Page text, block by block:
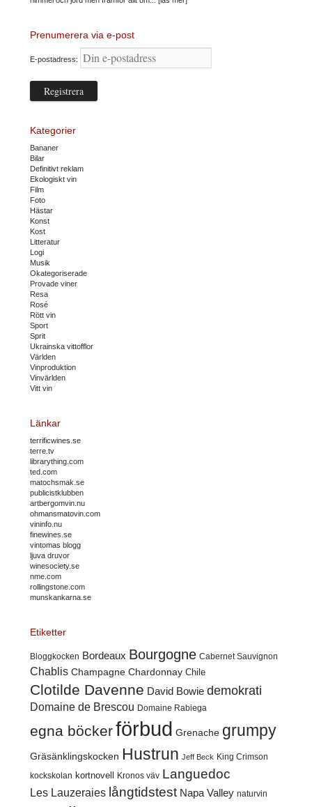
Prenumerera via e-post
E-postadress:
Kategorier
Bananer
Bilar
Definitivt reklam
Ekologiskt vin
Film
Foto
Hästar
Konst
Kost
Litteratur
Logi
Musik
Okategoriserade
Provade viner
Resa
Rosé
Rött vin
Sport
Sprit
Ukrainska vittofflor
Världen
Vinproduktion
Vinvärlden
Vitt vin
Länkar
terrificwines.se
terre.tv
librarything.com
ted.com
matochsmak.se
publicistklubben
artbergomvin.nu
ohmansmatovin.com
vininfo.nu
finewines.se
vintomas blogg
ljuva druvor
winesociety.se
nme.com
rollingstone.com
munskankarna.se
Etiketter
Bloggkocken Bordeaux Bourgogne Cabernet Sauvignon
Chablis Champagne Chardonnay Chile
Clotilde Davenne David Bowie demokrati
Domaine de Brescou Domaine Rabiega
egna böckerförbud Grenache grumpy
Gräsänklingskocken Hustrun Jeff Beck King Crimson
kockskolan kortnovell Kronos väv Languedoc
Les Lauzeraies långtidstest Napa Valley naturvin